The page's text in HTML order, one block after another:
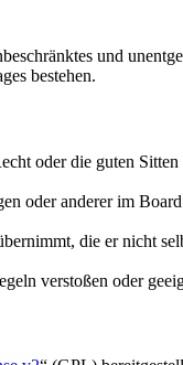
und
bestehen.
oder die guten
oder anderer im
die er nicht
verstoßen oder